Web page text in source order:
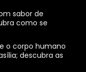
sabor de
como se
o corpo humano
descubra as